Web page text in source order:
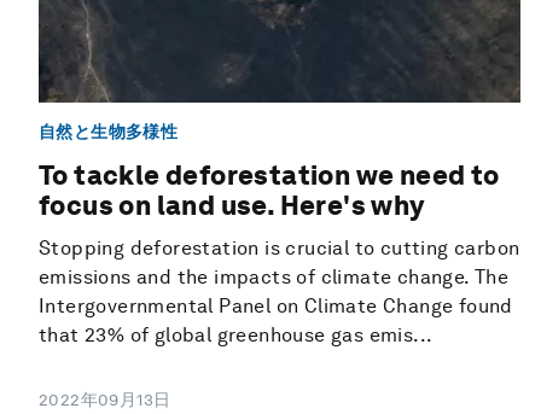
自然と生物多様性
To tackle deforestation we need to
focus on land use. Here's why
Stopping deforestation is crucial to cutting carbon
emissions and the impacts of climate change. The
Intergovernmental Panel on Climate Change found
that 23% of global greenhouse gas emis...
2022年09月13日